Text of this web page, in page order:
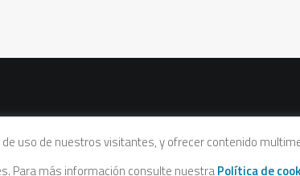
legales de venta
uso de nuestros visitantes, y ofrecer contenido
Para más información consulte nuestraPolítica de